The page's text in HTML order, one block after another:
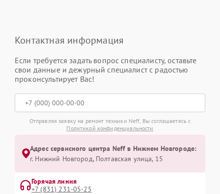
Контактная информация
Если требуется задать вопрос специалисту, оставьте
свои данные и дежурный специалист с радостью
проконсультирует Вас!
Отправляя заявку на ремонт техники Neff, Вы соглашаетесь с
Политикой конфиденциальности
Адрес сервисного центра Neff в Нижнем Новгороде:
г. Нижний Новгород, Полтавская улица, 15
Горячая линия
+7 (831) 231-05-25